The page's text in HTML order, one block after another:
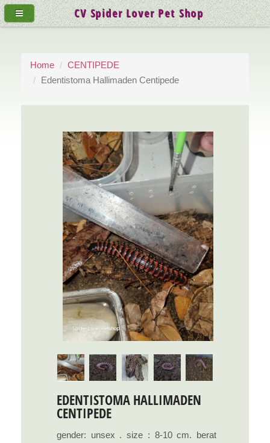
Home
CENTIPEDE
Edentistoma Hallimaden Centipede
EDENTISTOMA HALLIMADEN
CENTIPEDE
gender: unsex . size : 8-10 cm. berat
CV Spider Lover Pet Shop